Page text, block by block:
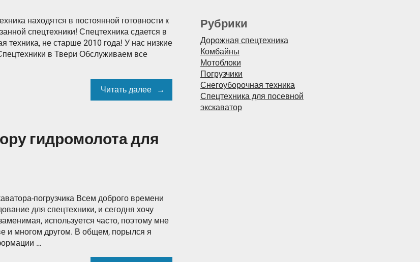
находятся в постоянной готовности к
спецтехники! Спецтехника сдается в
техника, не старше 2010 года! У нас низкие
в Твери Обслуживаем все
Читать далее
гидромолота для
погрузчика Всем доброго времени
для спецтехники, и сегодня хочу
используется часто, поэтому мне
и многом другом. В общем, порылся я
…
Рубрики
Дорожная спецтехника
Комбайны
Мотоблоки
Погрузчики
Снегоуборочная техника
Спецтехника для посевной
экскаватор